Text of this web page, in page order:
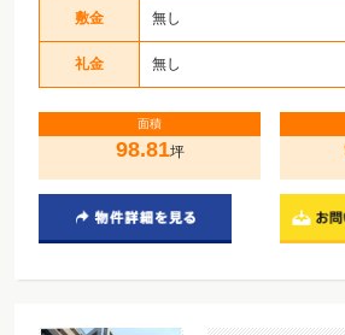
敷金 無し
礼金 無し
面積
98.81坪